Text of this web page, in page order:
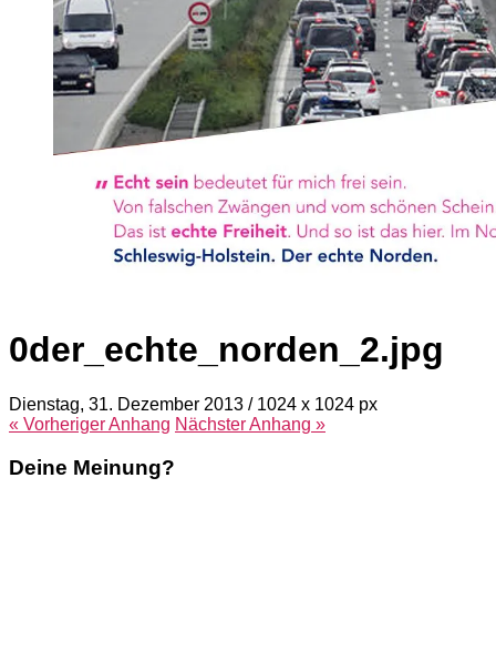
0der_echte_norden_2.jpg
Dienstag, 31. Dezember 2013 / 1024 x 1024 px
« VorherigerAnhang NächsterAnhang »
Deine Meinung?